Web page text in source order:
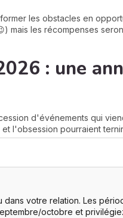
les obstacles en
les récompenses
: une
d'événements qui
l'obsession pourraient
votre relation. Les
octobre et